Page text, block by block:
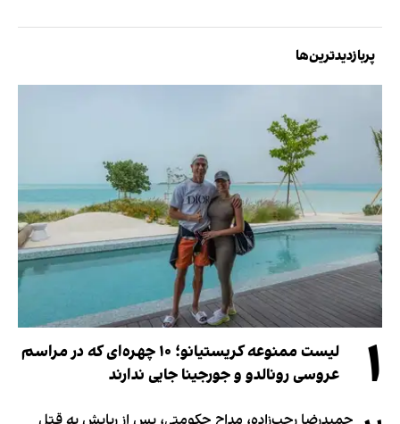
پربازدیدترین‌ها
۱
لیست ممنوعه کریستیانو؛ ۱۰ چهره‌ای که در مراسم
عروسی رونالدو و جورجینا جایی ندارند